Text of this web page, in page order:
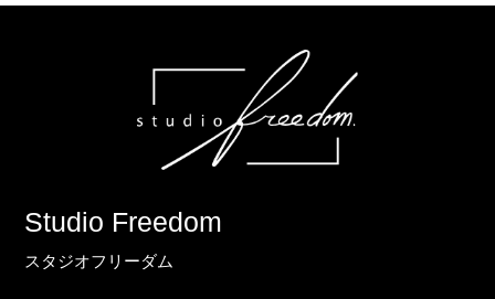
Studio Freedom
スタジオフリーダム